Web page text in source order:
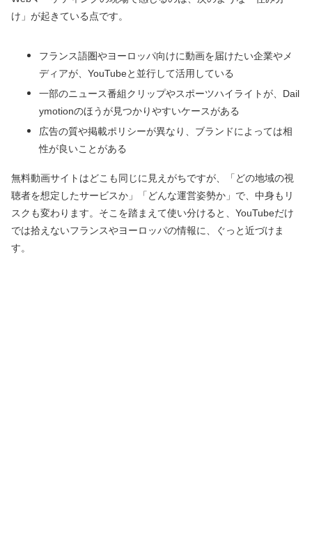
け」が起きている点です。
フランス語圏やヨーロッパ向けに動画を届けたい企業やメ
ディアが、YouTubeと並行して活用している
一部のニュース番組クリップやスポーツハイライトが、Dail
ymotionのほうが見つかりやすいケースがある
広告の質や掲載ポリシーが異なり、ブランドによっては相
性が良いことがある
無料動画サイトはどこも同じに見えがちですが、「どの地域の視
聴者を想定したサービスか」「どんな運営姿勢か」で、中身もリ
スクも変わります。そこを踏まえて使い分けると、YouTubeだけ
では拾えないフランスやヨーロッパの情報に、ぐっと近づけま
す。